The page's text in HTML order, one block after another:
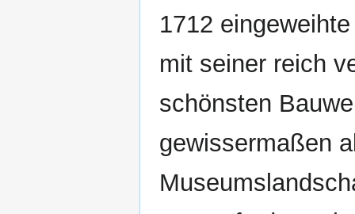
1712
mit seiner reich
schönsten
gewissermaßen